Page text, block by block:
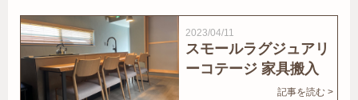
2023/04/11
スモールラグジュアリ
ーコテージ 家具搬入
記事を読む >